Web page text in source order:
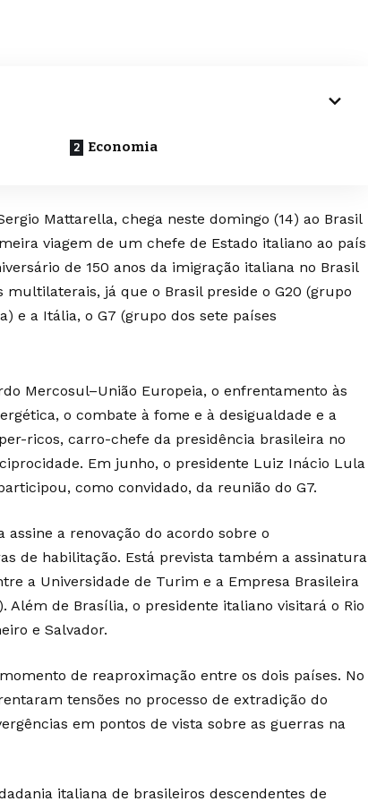
Economia
Mattarella, chega neste domingo (14) ao Brasil
viagem de um chefe de Estado italiano ao país
de 150 anos da imigração italiana no Brasil
já que o Brasil preside o G20 (grupo
e a Itália, o G7 (grupo dos sete países
Mercosul–União Europeia, o enfrentamento às
o combate à fome e à desigualdade e a
ricos, carro-chefe da presidência brasileira no
Em junho, o presidente Luiz Inácio Lula
como convidado, da reunião do G7.
a renovação do acordo sobre o
de habilitação. Está prevista também a assinatura
a Universidade de Turim e a Empresa Brasileira
Além de Brasília, o presidente italiano visitará o Rio
e Salvador.
de reaproximação entre os dois países. No
tensões no processo de extradição do
em pontos de vista sobre as guerras na
italiana de brasileiros descendentes de